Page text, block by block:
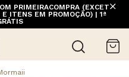
PRIMEIRACOMPRA (EXCETO
E ITENS EM PROMOÇÃO) | 1ª